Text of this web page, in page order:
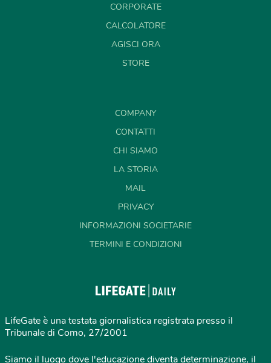
CORPORATE
CALCOLATORE
AGISCI ORA
STORE
COMPANY
CONTATTI
CHI SIAMO
LA STORIA
MAIL
PRIVACY
INFORMAZIONI SOCIETARIE
TERMINI E CONDIZIONI
LifeGate è una testata giornalistica registrata presso il
Tribunale di Como, 27/2001
Siamo il luogo dove l'educazione diventa determinazione, il